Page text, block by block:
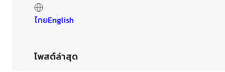
English
ไทย
โพสต์ล่าสุด